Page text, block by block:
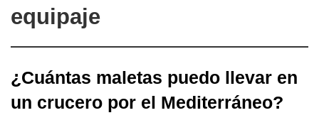
equipaje
¿Cuántas maletas puedo llevar en
un crucero por el Mediterráneo?